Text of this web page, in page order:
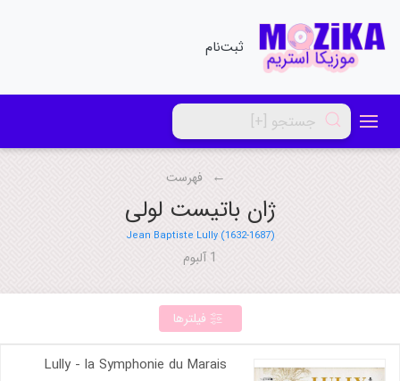
ثبت‌نام
فهرست
ژان باتیست لولی
Jean Baptiste Lully (1632-1687)
فیلترها
Lully - la Symphonie du Marais